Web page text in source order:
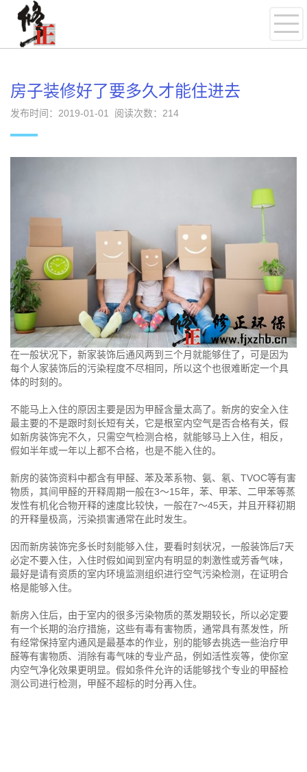
房子装修好了要多久才能住进去
发布时间：2019-01-01 阅读次数： 214
在一般状况下，新家装饰后通风两到三个月就能够住了，可是因为
每个人家装饰后的污染程度不尽相同，所以这个也很难断定一个具
体的时刻的。
不能马上入住的原因主要是因为甲醛含量太高了。新房的安全入住
最主要的不是跟时刻长短有关，它是根室内空气是否合格有关，假
如新房装饰完不久，只需空气检测合格，就能够马上入住，相反，
假如半年或一年以上都不合格，也是不能入住的。
新房的装饰资料中都含有甲醛、苯及苯系物、氨、氡、TVOC等有害
物质，其间甲醛的开释周期一般在3～15年，苯、甲苯、二甲苯等蒸
发性有机化合物开释的速度比较快，一般在7～45天，并且开释初期
的开释量极高，污染损害通常在此时发生。
因而新房装饰完多长时刻能够入住，要看时刻状况，一般装饰后7天
必定不要入住，入住时假如闻到室内有明显的刺激性或芳香气味，
最好是请有资质的室内环境监测组织进行空气污染检测，在证明合
格是能够入住。
新房入住后，由于室内的很多污染物质的蒸发期较长，所以必定要
有一个长期的治疗措施，这些有毒有害物质，通常具有蒸发性，所
有经常保持室内通风是最基本的作业，别的能够去挑选一些治疗甲
醛等有害物质、消除有毒气味的专业产品，例如活性炭等，使你室
内空气净化效果更明显。假如条件允许的话能够找个专业的甲醛检
测公司进行检测，甲醛不超标的时分再入住。